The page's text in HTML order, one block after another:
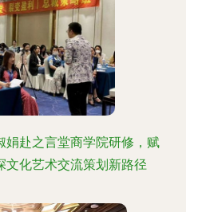
娟赴之言堂商学院研修，赋
文化艺术交流策划新路径